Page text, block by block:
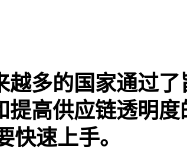
多的国家通过了
高供应链透明度
速上手。